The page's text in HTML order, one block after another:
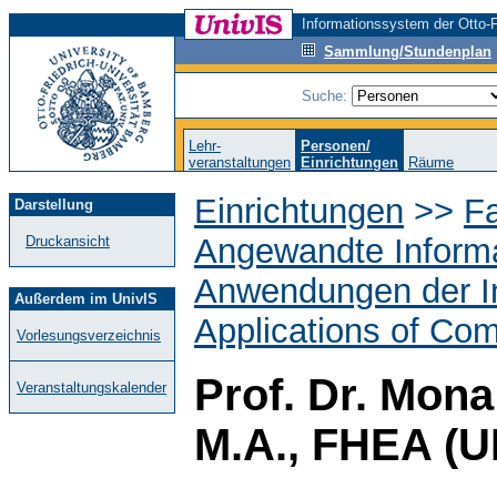
Informationssystem der
Sammlung/Stundenplan
Suche:
Lehr-
veranstaltungen
Personen/
Einrichtungen
Räume
Darstellung
Druckansicht
Außerdem im UnivIS
Vorlesungsverzeichnis
Veranstaltungskalender
Einrichtungen >>
Angewandte
Anwendungen der
Applications of
Prof. Dr.
M.A., FHEA